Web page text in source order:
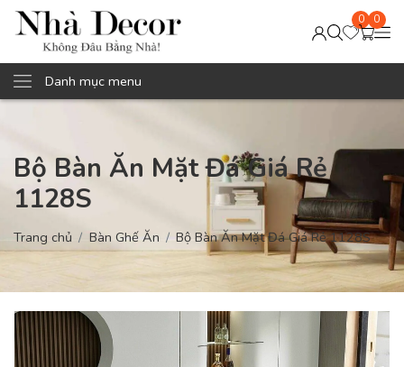
0 0
Danh mục menu
Bộ Bàn Ăn Mặt Đá Giá Rẻ
1128S
Trang chủ Bàn Ghế Ăn Bộ Bàn Ăn Mặt Đá Giá Rẻ 1128S